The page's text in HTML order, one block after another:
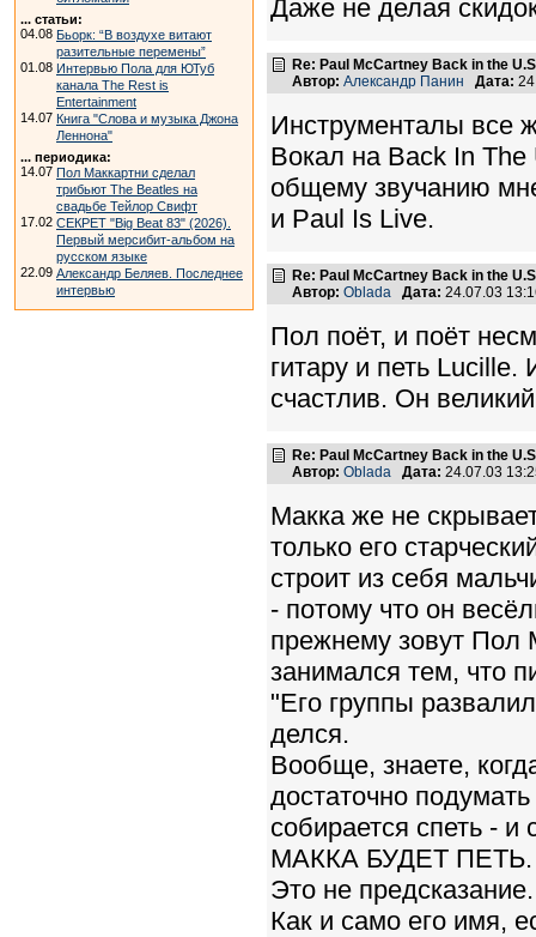
... статьи:
04.08 Бьорк: “В воздухе витают
разительные перемены”
01.08 Интервью Пола для ЮТуб
канала The Rest is
Entertainment
14.07 Книга "Слова и музыка Джона
Леннона"
... периодика:
14.07 Пол Маккартни сделал
трибьют The Beatles на
свадьбе Тейлор Свифт
17.02 СЕКРЕТ "Big Beat 83" (2026).
Первый мерсибит-альбом на
русском языке
22.09 Александр Беляев. Последнее
интервью
Даже не делая
Re: Paul McCartney Back in the
Автор: Александр Панин Дата:
Инструменталы все
Вокал на Back In
общему звучанию
и Paul Is Live.
Re: Paul McCartney Back in the
Автор: Oblada Дата: 24.07.03
Пол поёт, и поёт
гитару и петь
счастлив. Он
Re: Paul McCartney Back in the
Автор: Oblada Дата: 24.07.03
Макка же не
только его
строит из себя
- потому что он
прежнему зовут Пол
занимался тем, что
"Его группы
делся.
Вообще, знаете,
достаточно
собирается спеть - и
МАККА БУДЕТ ПЕТЬ.
Это не
Как и само его имя,